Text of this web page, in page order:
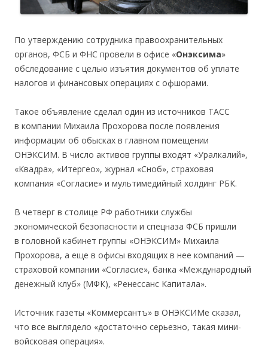
По утверждению сотрудника правоохранительных
органов, ФСБ и ФНС провели в офисе «Онэксима»
обследование с целью изъятия документов об уплате
налогов и финансовых операциях с офшорами.
Такое объявление сделал один из источников ТАСС
в компании Михаила Прохорова после появления
информации об обысках в главном помещении
ОНЭКСИМ. В число активов группы входят «Уралкалий»,
«Квадра», «Итергео», журнал «Сноб», страховая
компания «Согласие» и мультимедийный холдинг РБК.
В четверг в столице РФ работники службы
экономической безопасности и спецназа ФСБ пришли
в головной кабинет группы «ОНЭКСИМ» Михаила
Прохорова, а еще в офисы входящих в нее компаний —
страховой компании «Согласие», банка «Международный
денежный клуб» (МФК), «Ренессанс Капитала».
Источник газеты «Коммерсантъ» в ОНЭКСИМе сказал,
что все выглядело «достаточно серьезно, такая мини-
войсковая операция».